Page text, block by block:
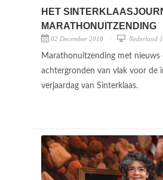
HET
MARATHONUITZENDING
02 December 2018 Nederland 1
Marathonuitzending met nieuws
achtergronden van vlak voor de
verjaardag van Sinterklaas.